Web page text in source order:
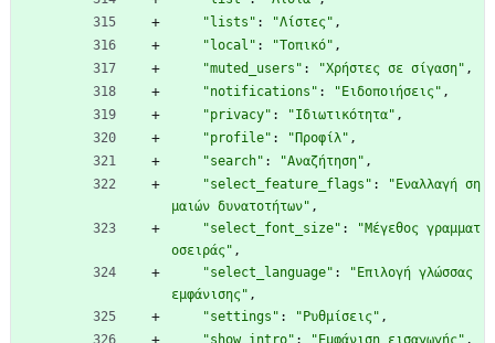
"lists" : "Λίστες" ,
"local" : "Τοπικό" ,
"muted_users" : "Χρήστες σε σίγαση" ,
"notifications" : "Ειδοποιήσεις" ,
"privacy" : "Ιδιωτικότητα" ,
"profile" : "Προφίλ" ,
"search" : "Αναζήτηση" ,
"select_feature_flags" :
"Εναλλαγή ση
μαιών δυνατοτήτων" ,
"select_font_size" :
"Μέγεθος γραμματ
οσειράς" ,
"select_language" :
"Επιλογή γλώσσας
εμφάνισης" ,
"settings" : "Ρυθμίσεις" ,
"show_intro" : "Εμφάνιση εισαγωγής" ,